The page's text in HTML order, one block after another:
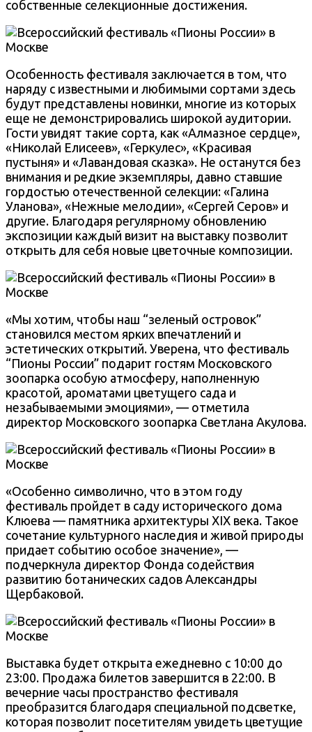
собственные селекционные достижения.
Особенность фестиваля заключается в том, что
наряду с известными и любимыми сортами здесь
будут представлены новинки, многие из которых
еще не демонстрировались широкой аудитории.
Гости увидят такие сорта, как «Алмазное сердце»,
«Николай Елисеев», «Геркулес», «Красивая
пустыня» и «Лавандовая сказка». Не останутся без
внимания и редкие экземпляры, давно ставшие
гордостью отечественной селекции: «Галина
Уланова», «Нежные мелодии», «Сергей Серов» и
другие. Благодаря регулярному обновлению
экспозиции каждый визит на выставку позволит
открыть для себя новые цветочные композиции.
«Мы хотим, чтобы наш “зеленый островок”
становился местом ярких впечатлений и
эстетических открытий. Уверена, что фестиваль
“Пионы России” подарит гостям Московского
зоопарка особую атмосферу, наполненную
красотой, ароматами цветущего сада и
незабываемыми эмоциями», — отметила
директор Московского зоопарка Светлана Акулова.
«Особенно символично, что в этом году
фестиваль пройдет в саду исторического дома
Клюева — памятника архитектуры XIX века. Такое
сочетание культурного наследия и живой природы
придает событию особое значение», —
подчеркнула директор Фонда содействия
развитию ботанических садов Александры
Щербаковой.
Выставка будет открыта ежедневно с 10:00 до
23:00. Продажа билетов завершится в 22:00. В
вечерние часы пространство фестиваля
преобразится благодаря специальной подсветке,
которая позволит посетителям увидеть цветущие